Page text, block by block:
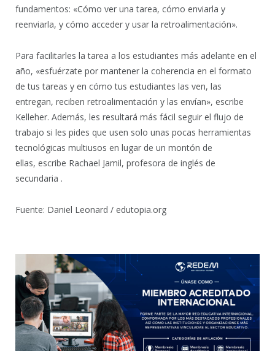
fundamentos: «Cómo ver una tarea, cómo enviarla y
reenviarla, y cómo acceder y usar la retroalimentación».
Para facilitarles la tarea a los estudiantes más adelante en el
año, «esfuérzate por mantener la coherencia en el formato
de tus tareas y en cómo tus estudiantes las ven, las
entregan, reciben retroalimentación y las envían», escribe
Kelleher. Además, les resultará más fácil seguir el flujo de
trabajo si les pides que usen solo unas pocas herramientas
tecnológicas multiusos en lugar de un montón de
ellas, escribe Rachael Jamil, profesora de inglés de
secundaria .
Fuente: Daniel Leonard / edutopia.org